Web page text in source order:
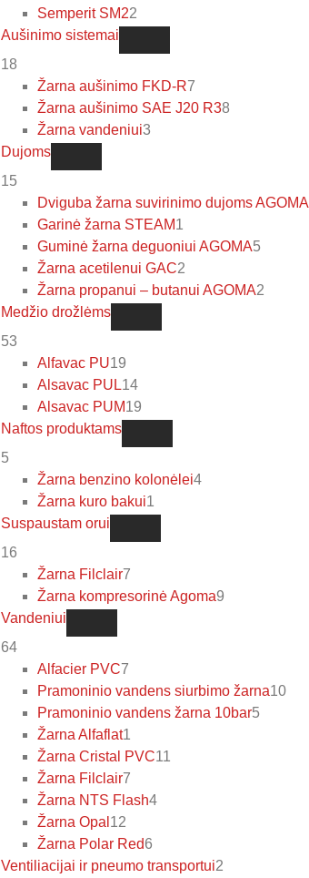
Semperit SM22
Aušinimo sistemai
18
Žarna aušinimo FKD-R7
Žarna aušinimo SAE J20 R38
Žarna vandeniui3
Dujoms
15
Dviguba žarna suvirinimo dujoms AGOMA
Garinė žarna STEAM1
Guminė žarna deguoniui AGOMA5
Žarna acetilenui GAC2
Žarna propanui – butanui AGOMA2
Medžio drožlėms
53
Alfavac PU19
Alsavac PUL14
Alsavac PUM19
Naftos produktams
5
Žarna benzino kolonėlei4
Žarna kuro bakui1
Suspaustam orui
16
Žarna Filclair7
Žarna kompresorinė Agoma9
Vandeniui
64
Alfacier PVC7
Pramoninio vandens siurbimo žarna10
Pramoninio vandens žarna 10bar5
Žarna Alfaflat1
Žarna Cristal PVC11
Žarna Filclair7
Žarna NTS Flash4
Žarna Opal 12
Žarna Polar Red6
Ventiliacijai ir pneumo transportui2